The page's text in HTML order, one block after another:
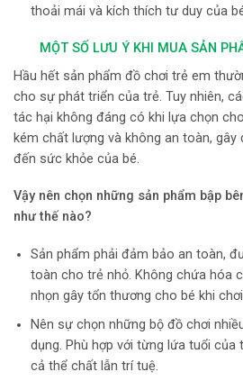
thoải mái và kích thích tư duy của
MỘT SỐ LƯU Ý KHI MUA SẢN
Hầu hết sản phẩm đồ chơi trẻ em
cho sự phát triển của trẻ. Tuy nhiên,
tác hại không đáng có khi lựa chọn
kém chất lượng và không an toàn, gây
đến sức khỏe của bé.
Vậy nên chọn những sản phẩm bập
như thế nào?
Sản phẩm phải đảm bảo an toàn,
toàn cho trẻ nhỏ. Không chứa hóa
nhọn gây tổn thương cho bé khi chơi
Nên sự chọn những bộ đồ chơi
dụng. Phù hợp với từng lứa tuổi
cả thể chất lẫn trí tuệ.